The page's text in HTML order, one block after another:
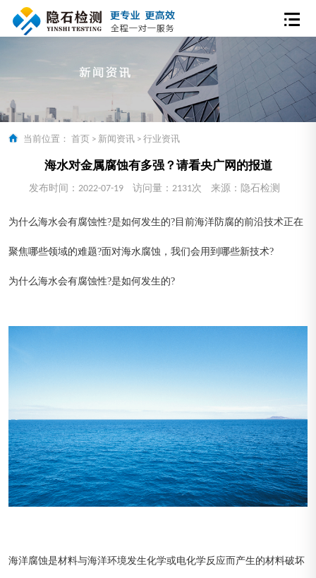
当前位置： 首页 > 新闻资讯 > 行业资讯
海水对金属腐蚀有多强？请看央广网的报道
发布时间：2022-07-19 访问量：2131次 来源：隐石检测
为什么海水会有腐蚀性?是如何发生的?目前海洋防腐的前沿技术正在
聚焦哪些领域的难题?面对海水腐蚀，我们会用到哪些新技术?
为什么海水会有腐蚀性?是如何发生的?
海洋腐蚀是材料与海洋环境发生化学或电化学反应而产生的材料破坏